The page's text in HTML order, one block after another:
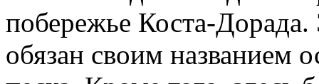
побережье Коста-
обязан своим названием